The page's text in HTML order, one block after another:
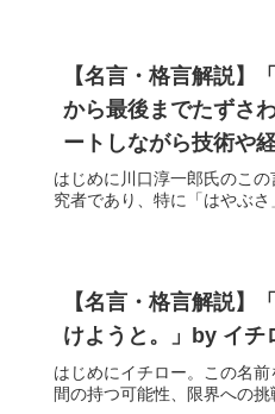
【名言・格言解説】
から最後までたずさ
ートしながら技術や
はじめに川口淳一郎氏のこ
究者であり、特に「はやぶ
【名言・格言解説】
けようと。」by イチ
はじめにイチロー。この名
間の持つ可能性、限界への